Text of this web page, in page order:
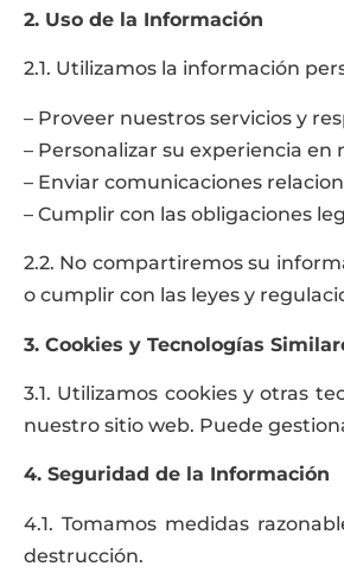
2. Uso de la Información
2.1. Utilizamos la información
– Proveer nuestros servicios y
– Personalizar su experiencia en
– Enviar comunicaciones
– Cumplir con las obligaciones
2.2. No compartiremos su
o cumplir con las leyes y
3. Cookies y Tecnologías
3.1. Utilizamos cookies y otras
nuestro sitio web. Puede
4. Seguridad de la Información
4.1. Tomamos medidas
destrucción.